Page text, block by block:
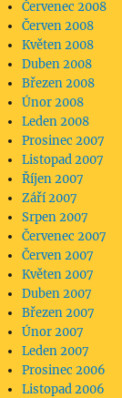
Červenec 2008
Červen 2008
Květen 2008
Duben 2008
Březen 2008
Únor 2008
Leden 2008
Prosinec 2007
Listopad 2007
Říjen 2007
Září 2007
Srpen 2007
Červenec 2007
Červen 2007
Květen 2007
Duben 2007
Březen 2007
Únor 2007
Leden 2007
Prosinec 2006
Listopad 2006